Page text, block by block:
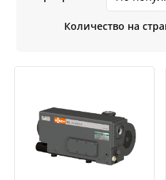
Количество на
Быстрый просмотрДобавить к сравнению
Добавить в избранное